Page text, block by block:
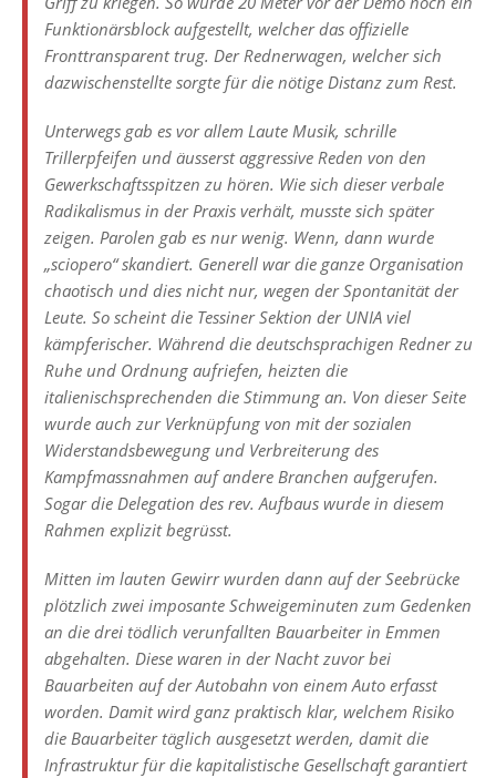
Funktionärsblock aufgestellt, welcher das offizielle
Fronttransparent trug. Der Rednerwagen, welcher sich
dazwischenstellte sorgte für die nötige Distanz zum Rest.
Unterwegs gab es vor allem Laute Musik, schrille
Trillerpfeifen und äusserst aggressive Reden von den
Gewerkschaftsspitzen zu hören. Wie sich dieser verbale
Radikalismus in der Praxis verhält, musste sich später
zeigen. Parolen gab es nur wenig. Wenn, dann wurde
„sciopero“ skandiert. Generell war die ganze Organisation
chaotisch und dies nicht nur, wegen der Spontanität der
Leute. So scheint die Tessiner Sektion der UNIA viel
kämpferischer. Während die deutschsprachigen Redner zu
Ruhe und Ordnung aufriefen, heizten die
italienischsprechenden die Stimmung an. Von dieser Seite
wurde auch zur Verknüpfung von mit der sozialen
Widerstandsbewegung und Verbreiterung des
Kampfmassnahmen auf andere Branchen aufgerufen.
Sogar die Delegation des rev. Aufbaus wurde in diesem
Rahmen explizit begrüsst.
Mitten im lauten Gewirr wurden dann auf der Seebrücke
plötzlich zwei imposante Schweigeminuten zum Gedenken
an die drei tödlich verunfallten Bauarbeiter in Emmen
abgehalten. Diese waren in der Nacht zuvor bei
Bauarbeiten auf der Autobahn von einem Auto erfasst
worden. Damit wird ganz praktisch klar, welchem Risiko
die Bauarbeiter täglich ausgesetzt werden, damit die
Infrastruktur für die kapitalistische Gesellschaft garantiert